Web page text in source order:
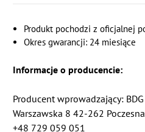
Produkt pochodzi z oficjalnej
Okres gwarancji: 24 miesiące
Informacje o producencie:
Producent wprowadzający: BDG
Warszawska 8 42-262
+48 729 059 051